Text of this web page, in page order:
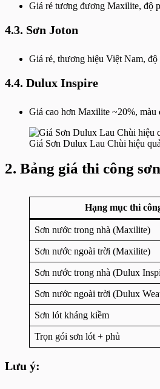
Giá rẻ tương đương Maxilite, độ
4.3. Sơn Joton
Giá rẻ, thương hiệu Việt Nam,
4.4. Dulux Inspire
Giá cao hơn Maxilite ~20%, màu
Giá Sơn Dulux Lau Chùi hiệu quả
2. Bảng giá thi công
Hạng mục thi
Sơn nước trong nhà (Maxilite)
Sơn nước ngoài trời (Maxilite)
Sơn nước trong nhà (Dulux
Sơn nước ngoài trời (Dulux
Sơn lót kháng kiềm
Trọn gói sơn lót + phủ
Lưu ý: